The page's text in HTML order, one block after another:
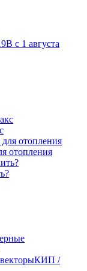
с 1 августа
отопления
КИП /